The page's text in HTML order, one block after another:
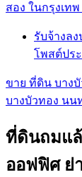
สอง ในกรุงเท
รับจ้างล
โพสต์ปร
ขาย ที่ดิน บาง
บางบัวทอง นน
ที่ดินถมแล้
ออฟฟิศ ย่